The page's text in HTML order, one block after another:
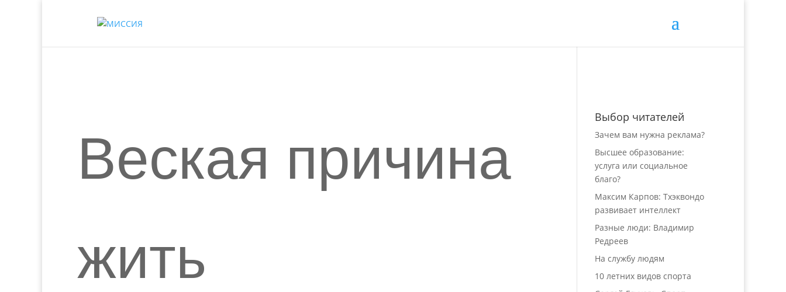
Веская причина
жить
Выбор читателей
Зачем вам нужна реклама?
Высшее образование:
услуга или социальное
благо?
Максим Карпов: Тхэквондо
развивает интеллект
Разные люди: Владимир
Редреев
На службу людям
10 летних видов спорта